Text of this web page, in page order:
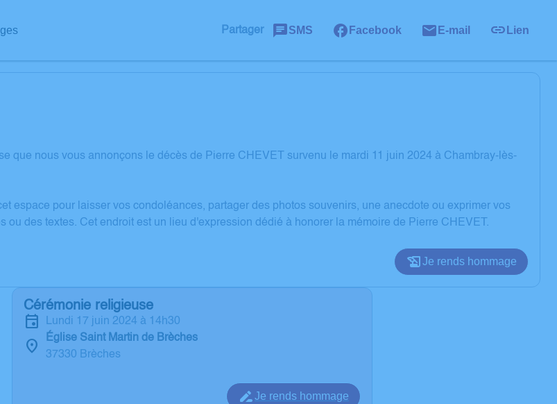
Partager SMS Facebook E-mail Lien
que nous vous annonçons le décès de Pierre CHEVET survenu le mardi 11 juin 2024 à Chambray-lès-
espace pour laisser vos condoléances, partager des photos souvenirs, une anecdote ou exprimer vos
ou des textes. Cet endroit est un lieu d'expression dédié à honorer la mémoire de Pierre CHEVET.
Je rends hommage
Cérémonie religieuse
lundi 17 juin 2024 à 14h30
Église Saint Martin de Brèches
37330 Brèches
Je rends hommage